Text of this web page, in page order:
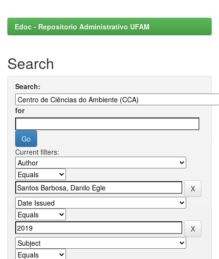
Edoc - Repositorio Administrativo UFAM
Search
Search:
for
Current filters: